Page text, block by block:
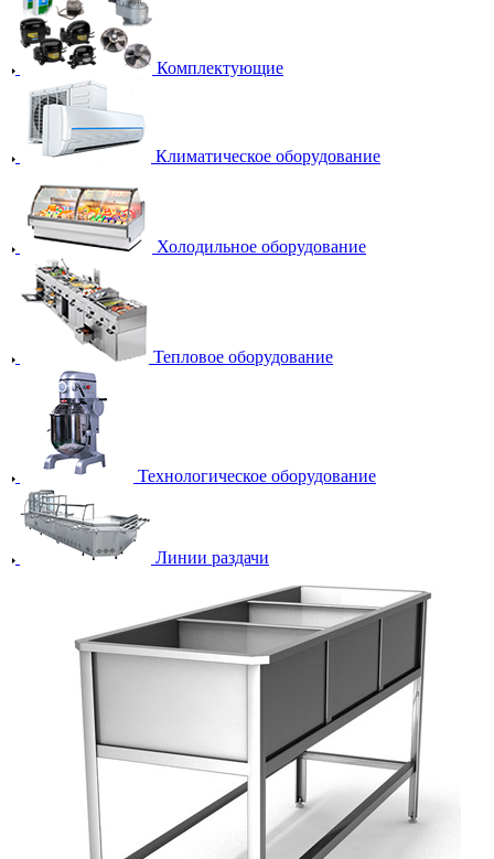
Комплектующие
Климатическое оборудование
Холодильное оборудование
Тепловое оборудование
Технологическое оборудование
Линии раздачи